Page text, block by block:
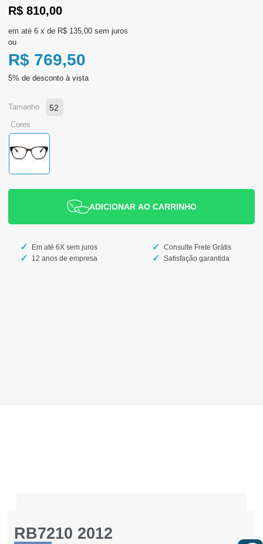
Registre-
se
R$ 810,00
6 x de R$ 135,00 sem juros
ou
R$ 769,50
cores
tamanho 52
ADICIONAR AO CARRINHO
Em até 6X sem juros
12 anos de empresa
Consulte Frete Grátis
Satisfação garantida
RB7210 2012